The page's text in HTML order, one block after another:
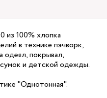
из 100% хлопка
в технике пэчворк,
одеял, покрывал,
и детской одежды.
"Однотонная".